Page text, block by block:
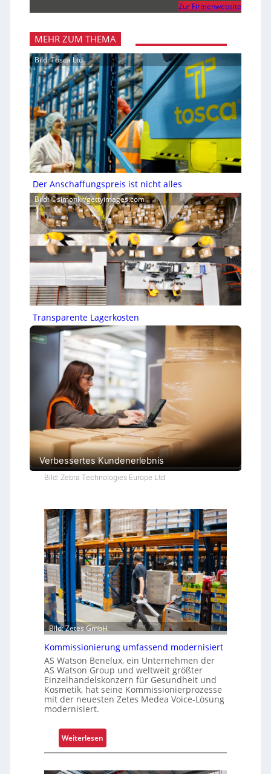
Zur Firmenwebsite
MEHR ZUM THEMA
Bild: Tosca Ltd.
Der Anschaffungspreis ist nicht alles
Bild: ©simonkr/gettyimages.com
Transparente Lagerkosten
Verbessertes Kundenerlebnis
Bild: Zebra Technologies Europe Ltd
Bild: Zetes GmbH
Kommissionierung umfassend modernisiert
AS Watson Benelux, ein Unternehmen der
AS Watson Group und weltweit größter
Einzelhandelskonzern für Gesundheit und
Kosmetik, hat seine Kommissionierprozesse
mit der neuesten Zetes Medea Voice-Lösung
modernisiert.
Weiterlesen:
K